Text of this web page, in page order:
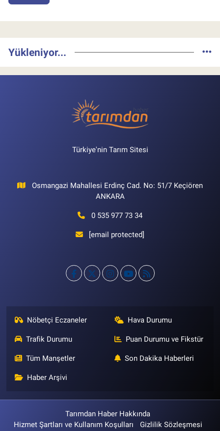
Yükleniyor...
Türkiye'nin Tarım Sitesi
Osmangazi Mahallesi Erdinç Cad. No: 51/7 Keçiören
ANKARA
0 535 977 73 34
[email protected]
Nöbetçi Eczaneler Hava Durumu
Trafik Durumu Puan Durumu ve Fikstür
Tüm Manşetler Son Dakika Haberleri
Haber Arşivi
Tarımdan Haber Hakkında
Hizmet Şartları ve Kullanım Koşulları
Gizlilik Sözleşmesi